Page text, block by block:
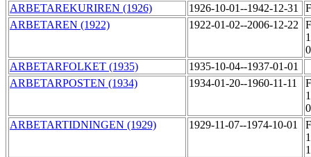
ARBETAREKURIREN (1926)
1926-10-01--1942-12-31
ARBETAREN (1922)
1922-01-02--2006-12-22
ARBETARFOLKET (1935)
1935-10-04--1937-01-01
ARBETARPOSTEN (1934)
1934-01-20--1960-11-11
ARBETARTIDNINGEN (1929)
1929-11-07--1974-10-01